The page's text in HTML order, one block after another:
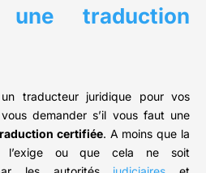
une traduction
traducteur juridique pour vos
demander s’il vous faut une
certifiée. A moins que la
l’exige ou que cela ne soit